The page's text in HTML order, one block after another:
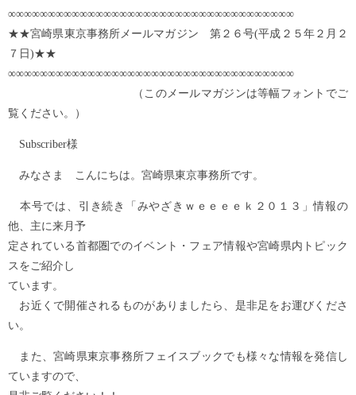
∞∞∞∞∞∞∞∞∞∞∞∞∞∞∞∞∞∞∞∞∞∞∞∞∞∞∞∞∞∞∞∞∞∞∞∞
★★宮崎県東京事務所メールマガジン 第２６号(平成２５年２月２
７日)★★
∞∞∞∞∞∞∞∞∞∞∞∞∞∞∞∞∞∞∞∞∞∞∞∞∞∞∞∞∞∞∞∞∞∞∞∞
（このメールマガジンは等幅フォントでご
覧ください。）
Subscriber様
みなさま こんにちは。宮崎県東京事務所です。
本号では、引き続き「みやざきｗｅｅｅｅｋ２０１３」情報の
他、主に来月予
定されている首都圏でのイベント・フェア情報や宮崎県内トピック
スをご紹介し
ています。
お近くで開催されるものがありましたら、是非足をお運びくださ
い。
また、宮崎県東京事務所フェイスブックでも様々な情報を発信し
ていますので、